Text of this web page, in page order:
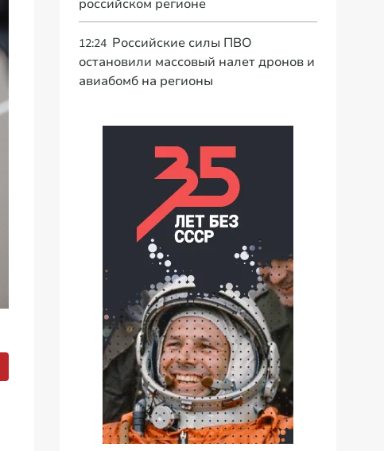
российском регионе
12:24 Российские силы ПВО
остановили массовый налет дронов и
авиабомб на регионы